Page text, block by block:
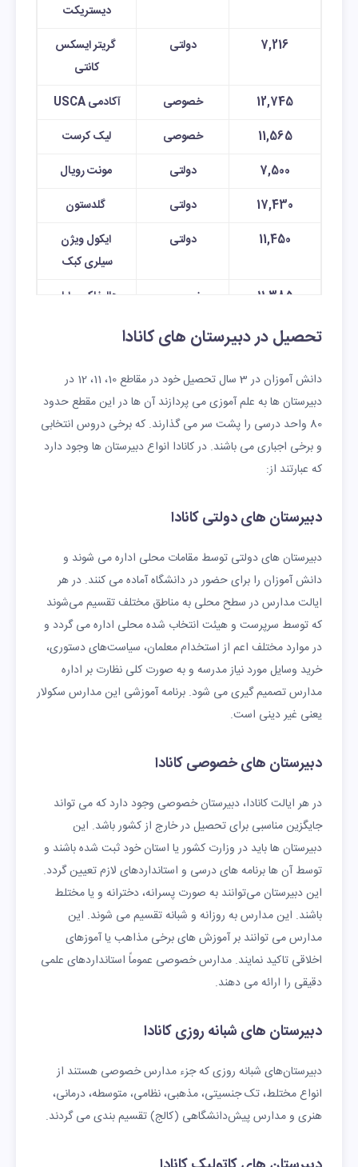
دیستریکت
7,216
دولتی
گریتر ایسکس
کانتی
12,745
خصوصی
آکادمی USCA
11,565
خصوصی
لیک کرست
7,500
دولتی
مونت رویال
17,430
دولتی
گلدستون
11,450
دولتی
ایکول ویژن
سیلری کبک
11,385
خصوصی
هالیفاکس ارلی
استراتالان
8,300
دولتی
گری استون هایز
7,641
دولتی
لینوود
12,854
تحصیل در دبیرستان های کانادا
دانش آموزان در 3 سال تحصیل خود در مقاطع 10، 11، 12 در
دبیرستان ها به علم آموزی می پردازند آن ها در این مقطع حدود
80 واحد درسی را پشت سر می گذارند. که برخی دروس انتخابی
و برخی اجباری می باشند. در کانادا انواع دبیرستان ها وجود دارد
که عبارتند از:
دبیرستان‌ های دولتی کانادا
دبیرستان های دولتی توسط مقامات محلی اداره می شوند و
دانش آموزان را برای حضور در دانشگاه آماده می کنند. در هر
ایالت مدارس در سطح محلی به مناطق مختلف تقسیم می‌شوند
که توسط سرپرست و هیئت انتخاب شده محلی اداره می گردد و
در موارد مختلف اعم از استخدام معلمان، سیاست‌های دستوری،
خرید وسایل مورد نیاز مدرسه و به صورت کلی نظارت بر اداره
مدارس تصمیم گیری می شود. برنامه آموزشی این مدارس سکولار
یعنی غیر دینی است.
دبیرستان های خصوصی کانادا
در هر ایالت کانادا، دبیرستان خصوصی وجود دارد که می تواند
جایگزین مناسبی برای تحصیل در خارج از کشور باشد. این
دبیرستان ها باید در وزارت کشور یا استان خود ثبت شده باشند و
توسط آن ها برنامه های درسی و استانداردهای لازم تعیین گردد.
این دبیرستان می‌توانند به صورت پسرانه، دخترانه و یا مختلط
باشند. این مدارس به روزانه و شبانه تقسیم می شوند. این
مدارس می توانند بر آموزش های برخی مذاهب یا آموزهای
اخلاقی تاکید نمایند. مدارس خصوصی عموماً استانداردهای علمی
دقیقی را ارائه می دهند.
دبیرستان های شبانه روزی کانادا
دبیرستان‌های شبانه روزی که جزء مدارس خصوصی هستند از
انواع مختلط، تک جنسیتی، مذهبی، نظامی، متوسطه، درمانی،
هنری و مدارس پیش‌دانشگاهی (کالج) تقسیم بندی می گردند.